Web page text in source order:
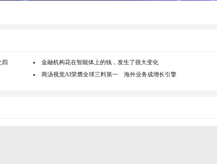
金融机构花在智能体上的钱，发生了很大变化
商汤视觉AI荣膺全球三料第一 海外业务成增长引擎